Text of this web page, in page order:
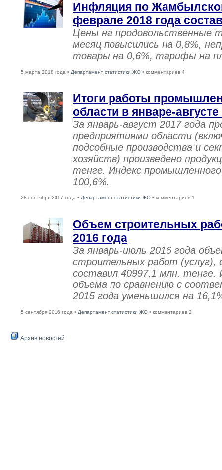
Инфляция по
феврале 2018 года
Цены на продовольственные
месяц повысились на 0,8%,
товары на 0,6%, тарифы на
5 марта 2018 года • Департамент статистики ЖО • комментариев 4
Итоги работы
области в январе-августе
За январь-август 2017 года
предприятиями области
подсобные производства и
хозяйств) произведено
тенге. Индекс
100,6%.
28 сентября 2017 года • Департамент статистики ЖО • комментариев 1
Объем строительных
2016 года
За январь-июль 2016 года
строительных работ (услуг),
составил 40997,1 млн. тенге.
объема по сравнению с
2015 года уменьшился на
5 сентября 2016 года • Департамент статистики ЖО • комментариев 2
Архив новостей